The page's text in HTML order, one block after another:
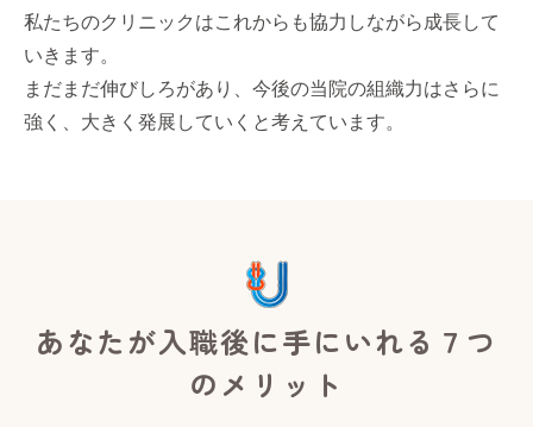
私たちのクリニックはこれからも協力しながら成長して
いきます。
まだまだ伸びしろがあり、今後の当院の組織力はさらに
強く、大きく発展していくと考えています。
あなたが入職後に手にいれる７つ
のメリット